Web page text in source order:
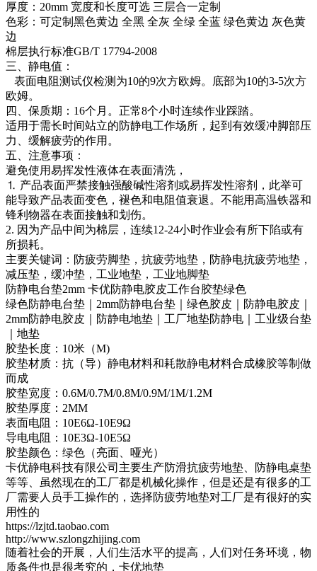
厚度：20mm 宽度和长度可选 三层合一定制
色彩：可定制黑色黄边 全黑 全灰 全绿 全蓝 绿色黄边 灰色黄
边
棉层执行标准GB/T 17794-2008
三、静电值：
表面电阻测试仪检测为10的9次方欧姆。底部为10的3-5次方
欧姆。
四、保质期：16个月。正常8个小时连续作业踩踏。
适用于需长时间站立的防静电工作场所，起到有效缓冲脚部压
力、缓解疲劳的作用。
五、注意事项：
避免使用易挥发性液体在表面清洗，
⒈ 产品表面严禁接触强酸碱性溶剂或易挥发性溶剂，此举可
能导致产品表面变色，褪色和电阻值衰退。不能用高温铁器和
锋利物器在表面接触和划伤。
2. 因为产品中间为棉层，连续12-24小时作业会有所下陷或有
所损耗。
主要关键词：防疲劳脚垫，抗疲劳地垫，防静电抗疲劳地垫，
减压垫，缓冲垫，工业地垫，工业地脚垫
防静电台垫2mm 卡优防静电胶皮工作台胶垫绿色
绿色防静电台垫｜2mm防静电台垫｜绿色胶皮｜防静电胶皮｜
2mm防静电胶皮｜防静电地垫｜工厂地垫防静电｜工业级台垫
｜地垫
胶垫长度：10米（M)
胶垫材质：抗（导）静电材料和耗散静电材料合成橡胶等制做
而成
胶垫宽度：0.6M/0.7M/0.8M/0.9M/1M/1.2M
胶垫厚度：2MM
表面电阻：10E6Ω-10E9Ω
导电电阻：10E3Ω-10E5Ω
胶垫颜色：绿色（亮面、哑光）
卡优静电科技有限公司主要生产防滑抗疲劳地垫、防静电桌垫
等等、虽然现在的工厂都是机械化操作，但是还是有很多的工
厂需要人员手工操作的，选择防疲劳地垫对工厂是有很好的实
用性的
https://lzjtd.taobao.com
http://www.szlongzhijing.com
随着社会的开展，人们生活水平的提高，人们对任务环境，物
质条件也是很考究的，卡优地垫